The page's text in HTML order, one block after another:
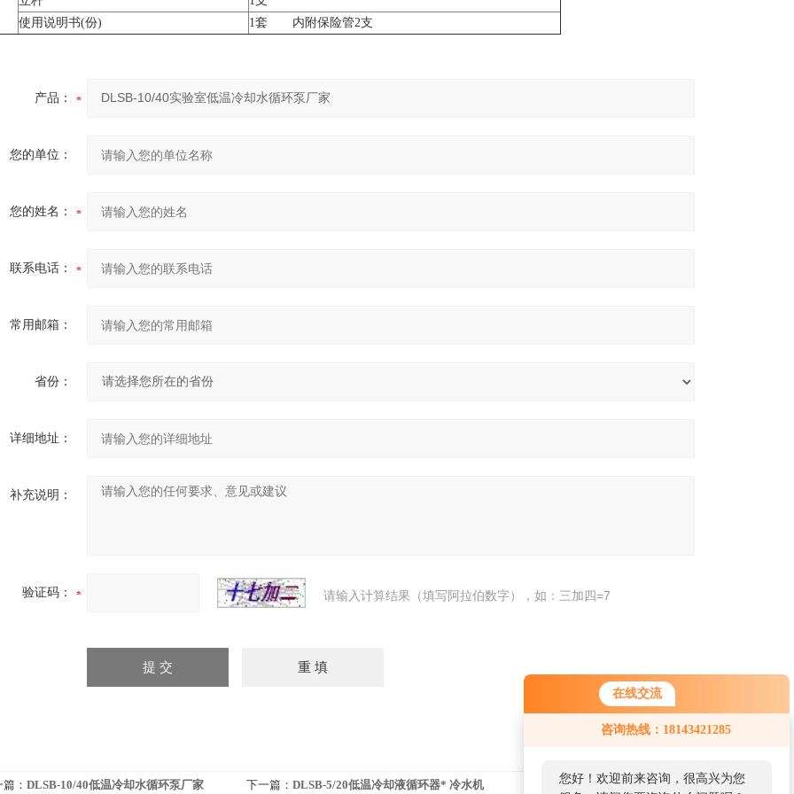
在线交流
咨询热线：18143421285
您好！欢迎前来咨询，很高兴为您
使用说明书(份)
1套 内附保险管2支
产品：
您的单位：
您的姓名：
联系电话：
常用邮箱：
省份：
详细地址：
补充说明：
验证码： 请输入计算结果（填写阿拉伯数字），如：三加四=7
： DLSB-10/40低温冷却水循环泵厂家 下一篇： DLSB-5/20低温冷却液循环器* 冷水机 返回列表>>